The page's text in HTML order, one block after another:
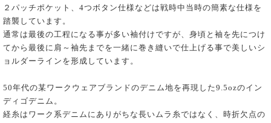
２パッチポケット、4つボタン仕様などは戦時中当時の簡素な仕様を
踏襲しています。
通常は最後の工程になる事が多い袖付けですが、身頃と袖を先につけ
てから最後に肩～袖先までを一緒に巻き縫いで仕上げる事で美しいシ
ョルダーラインを形成しています。
50年代の某ワークウェアブランドのデニム地を再現した9.5ozのイン
ディゴデニム。
経糸はワーク系デニムにありがちな長いムラ糸ではなく、時折欠点の